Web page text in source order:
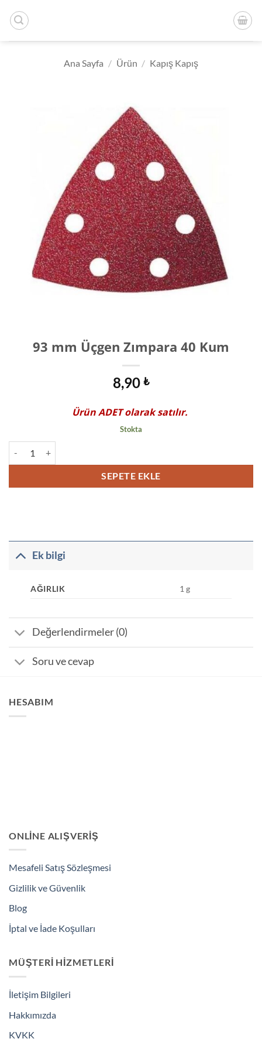
atla
Ana Sayfa / Ürün / Kapış Kapış
93 mm Üçgen Zımpara 40 Kum
8,90 ₺
ÜrünADETolarak satılır.
Stokta
SEPETE EKLE
Ek bilgi
AĞIRLIK 1 g
Değerlendirmeler (0)
Soru ve cevap
HESABIM
ONLINE ALIŞVERIŞ
Mesafeli Satış Sözleşmesi
Gizlilik ve Güvenlik
Blog
İptal ve İade Koşulları
MÜŞTERI HIZMETLERI
İletişim Bilgileri
Hakkımızda
KVKK